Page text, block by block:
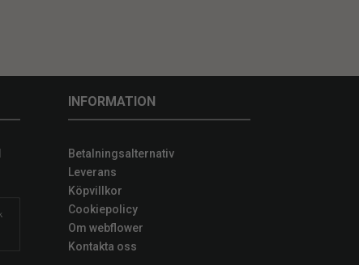
INFORMATION
Betalningsalternativ
Leverans
Köpvillkor
Cookiepolicy
Om webflower
Kontakta oss